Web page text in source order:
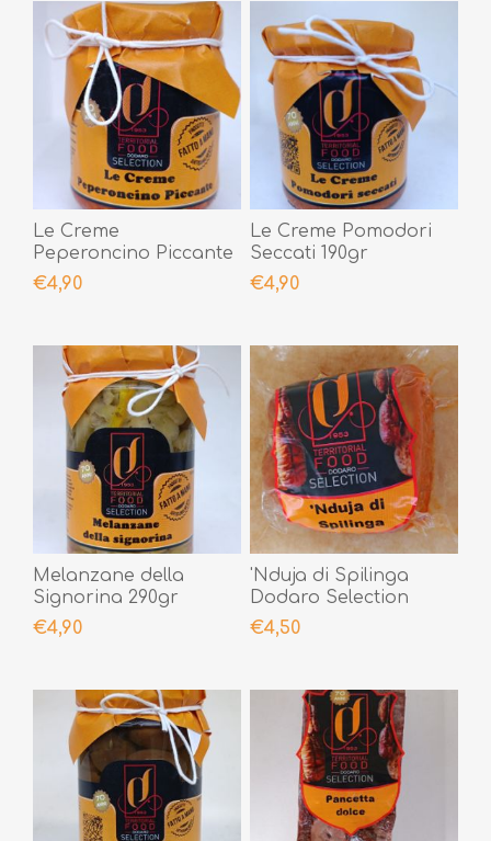
Le Creme
Peperoncino Piccante
190gr
€4,90
Le Creme Pomodori
Seccati 190gr
€4,90
Melanzane della
Signorina 290gr
€4,90
'Nduja di Spilinga
Dodaro Selection
200gr
€4,50